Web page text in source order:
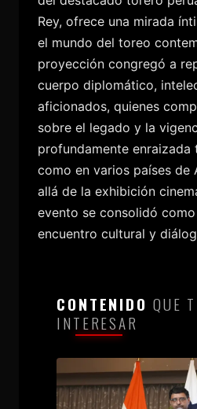
Rey, ofrece una mirada
el mundo del toreo
proyección congregó a
cuerpo diplomático,
aficionados, quienes
sobre el legado y la
profundamente enraizada
como en varios países de
allá de la exhibición
evento se consolidó
encuentro cultural y
CONTENIDO QUE
INTERESAR